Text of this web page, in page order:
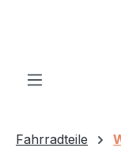
Fahrradteile